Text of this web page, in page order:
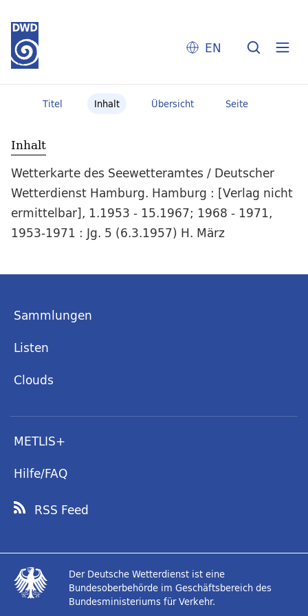
EN
Titel Inhalt Übersicht Seite
Inhalt
Wetterkarte des Seewetteramtes / Deutscher
Wetterdienst Hamburg. Hamburg : [Verlag nicht
ermittelbar], 1.1953 - 15.1967; 1968 - 1971,
1953-1971 : Jg. 5 (6.3.1957) H. März
Sammlungen
Listen
Clouds
METLIS+
Hilfe/FAQ
RSS Feed
Der Deutsche Wetterdienst ist eine
Bundesoberbehörde im Geschäftsbereich des
Bundesministeriums für Verkehr.